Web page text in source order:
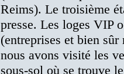
Reims). Le troisième
presse. Les loges VIP
(entreprises et bien
nous avons visité les
sous-sol où se trouve